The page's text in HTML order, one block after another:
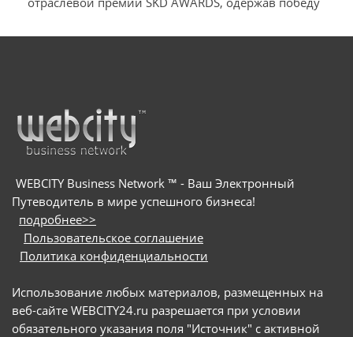
WEBCITY Business Network ™ - Ваш Электронный
Путеводитель в мире успешного бизнеса!
подробнее>>
Пользовательское соглашение
Политика конфиденциальности
Использование любых материалов, размещенных на
веб-сайте WEBCITY24.ru разрешается при условии
обязательного указания поля "Источник" с активной